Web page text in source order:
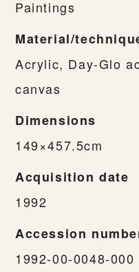
Paintings
Material/
Acrylic, Day-Glo
canvas
Dimensions
149×457.5cm
Acquisition date
1992
Accession
1992-00-0048-000